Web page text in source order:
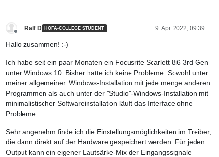
Ralf D HOFA-COLLEGE STUDENT 9. Apr. 2022, 09:39
Hallo zusammen! :-)
Ich habe seit ein paar Monaten ein Focusrite Scarlett 8i6 3rd Gen
unter Windows 10. Bisher hatte ich keine Probleme. Sowohl unter
meiner allgemeinen Windows-Installation mit jede menge anderen
Programmen als auch unter der "Studio"-Windows-Installation mit
minimalistischer Softwareinstallation läuft das Interface ohne
Probleme.
Sehr angenehm finde ich die Einstellungsmöglichkeiten im Treiber,
die dann direkt auf der Hardware gespeichert werden. Für jeden
Output kann ein eigener Lautsärke-Mix der Eingangssignale